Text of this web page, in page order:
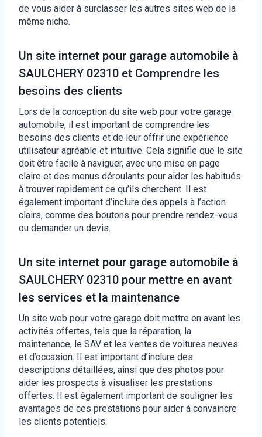
de vous aider à surclasser les autres sites web de la
même niche.
Un site internet pour garage automobile à
SAULCHERY 02310 et Comprendre les
besoins des clients
Lors de la conception du site web pour votre garage
automobile, il est important de comprendre les
besoins des clients et de leur offrir une expérience
utilisateur agréable et intuitive. Cela signifie que le site
doit être facile à naviguer, avec une mise en page
claire et des menus déroulants pour aider les habitués
à trouver rapidement ce qu’ils cherchent. Il est
également important d’inclure des appels à l’action
clairs, comme des boutons pour prendre rendez-vous
ou demander un devis.
Un site internet pour garage automobile à
SAULCHERY 02310 pour mettre en avant
les services et la maintenance
Un site web pour votre garage doit mettre en avant les
activités offertes, tels que la réparation, la
maintenance, le SAV et les ventes de voitures neuves
et d’occasion. Il est important d’inclure des
descriptions détaillées, ainsi que des photos pour
aider les prospects à visualiser les prestations
offertes. Il est également important de souligner les
avantages de ces prestations pour aider à convaincre
les clients potentiels.